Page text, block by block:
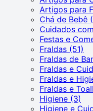
Artigos para
Chá de Bebê
Cuidados
Festas e
Fraldas (51)
Fraldas de
Fraldas e
Fraldas e
Fraldas e
Higiene (3)
Higiene e